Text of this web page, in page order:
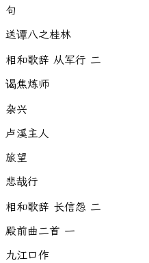
句
送谭八之桂林
相和歌辞 从军行 二
谒焦炼师
杂兴
卢溪主人
旅望
悲哉行
相和歌辞 长信怨 二
殿前曲二首 一
九江口作